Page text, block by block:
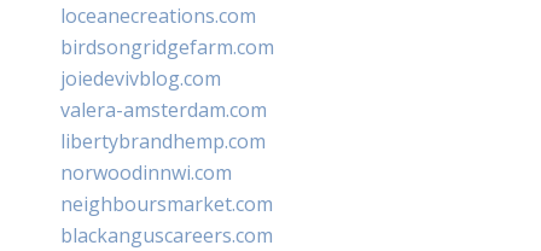
loceanecreations.com
birdsongridgefarm.com
joiedevivblog.com
valera-amsterdam.com
libertybrandhemp.com
norwoodinnwi.com
neighboursmarket.com
blackanguscareers.com